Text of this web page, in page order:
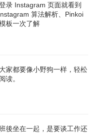
录 Instagram 页面就看到
算法解析、Pinkoi
板一次了解
家都要像小野狗一样，轻松
读。
後坐在一起，是要谈工作还